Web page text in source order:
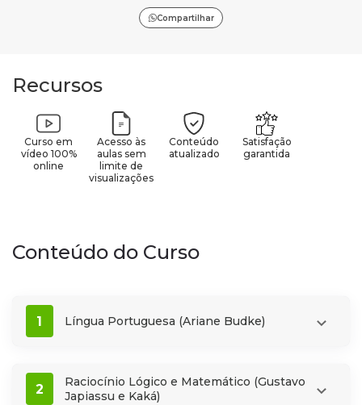
Compartilhar
Recursos
Curso em
vídeo 100%
online
Acesso às
aulas sem
limite de
visualizações
Conteúdo
atualizado
Satisfação
garantida
Conteúdo do Curso
1 Língua Portuguesa (Ariane Budke)
2
Raciocínio Lógico e Matemático (Gustavo
Japiassu e Kaká)